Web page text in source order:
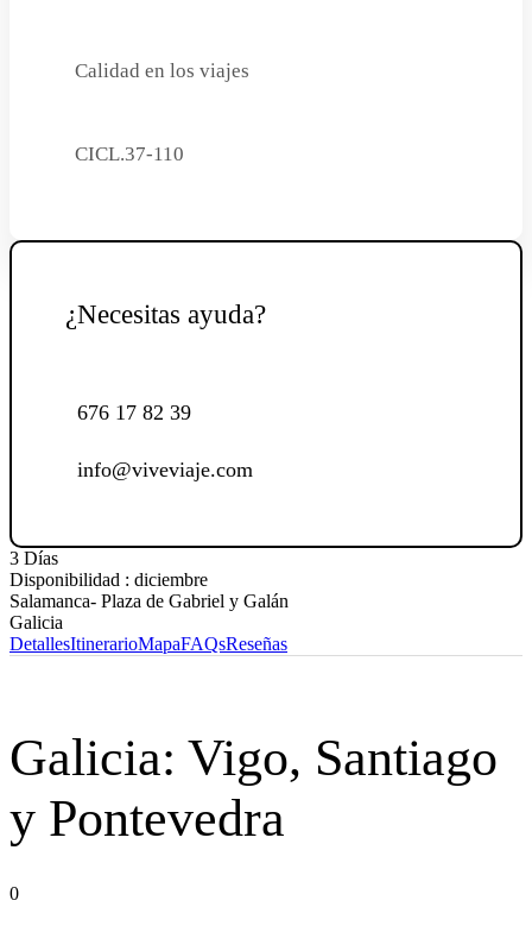
Calidad en los viajes
CICL.37-110
¿Necesitas ayuda?
676 17 82 39
info@viveviaje.com
3 Días
Disponibilidad : diciembre
Salamanca- Plaza de Gabriel y Galán
Galicia
DetallesItinerarioMapaFAQsReseñas
Galicia: Vigo, Santiago
y Pontevedra
0